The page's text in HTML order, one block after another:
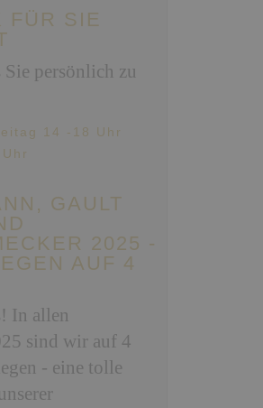
FÜR SIE
persönlich zu
14 -18 Uhr
GAULT
2025 -
AUF 4
In allen
sind wir auf 4
- eine tolle